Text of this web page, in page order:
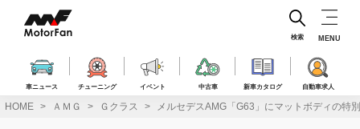
ス
車ニュース チューニング イベント 中古車 新車カタログ 自動車求人
検索 MENU
HOME ＡＭＧ Ｇクラス メルセデスAMG「G63」にマットボディの特